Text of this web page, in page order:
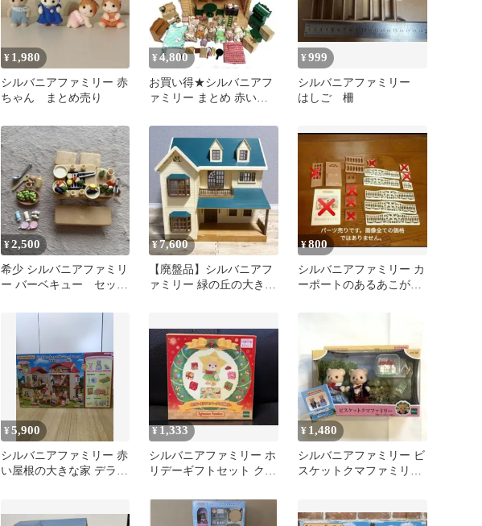
¥ 1,980
シルバニアファミリー 赤
ちゃん まとめ売り
¥4,800
お買い得★シルバニアフ
ァミリー まとめ 赤い屋
¥999
シルバニアファミリー
はしご 柵
¥2,500
希少 シルバニアファミリ
ー バーベキュー セッ
め売り
¥7,600
【廃盤品】シルバニアフ
ァミリー 緑の丘の大きな
¥800
シルバニアファミリー カ
ーポートのあるあこがれ
¥5,900
シルバニアファミリー 赤
い屋根の大きな家 デラッ
¥ 1,333
シルバニアファミリー ホ
リデーギフトセット クマ
¥ 1,480
シルバニアファミリー ビ
スケットクマファミリー